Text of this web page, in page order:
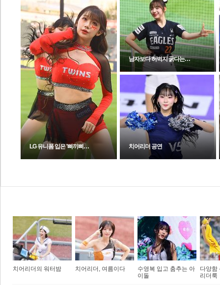
Hot&Cool
LG 유니폼 입은 '삐끼삐…
남자보다 허벅지 굵다는…
치어리더 공연
15
치어리더의 워터밤
15
치어리더, 여름이다
15
수영복 입고 춤추는 아
이돌
15
다양함
리더룩